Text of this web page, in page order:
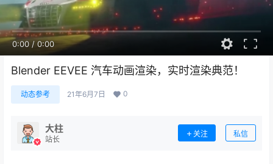
0:00 / 0:00
Blender EEVEE 汽车动画渲染，实时渲染典范！
动态参考 21年6月7日 0
大柱
站长
关注 私信